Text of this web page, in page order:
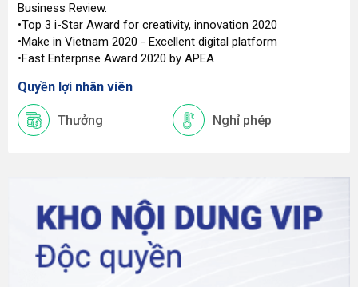
Business Review.
•Top 3 i-Star Award for creativity, innovation 2020
•Make in Vietnam 2020 - Excellent digital platform
•Fast Enterprise Award 2020 by APEA
Quyền lợi nhân viên
Thưởng Nghỉ phép